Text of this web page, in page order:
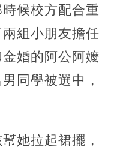
候校方配合重
組小朋友擔任
婚的阿公阿嬤
同學被選中，
她拉起裙擺，